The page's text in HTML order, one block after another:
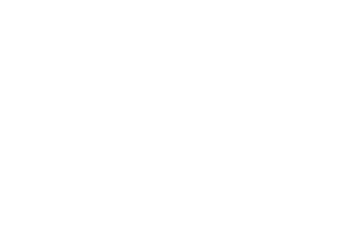
в области обеспечения санитарно-эпидемиологического